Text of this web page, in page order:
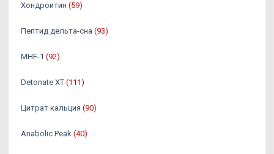
Хондроитин (59)
Пептид дельта-сна (93)
MHF-1 (92)
Detonate XT (111)
Цитрат кальция (90)
Anabolic Peak (40)